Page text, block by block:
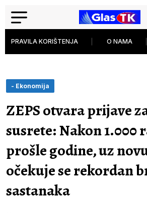
PRAVILA KORIŠTENJA O NAMA
- Ekonomija
ZEPS otvara prijave
susrete: Nakon 1.000
prošle godine, uz
očekuje se rekordan
sastanaka